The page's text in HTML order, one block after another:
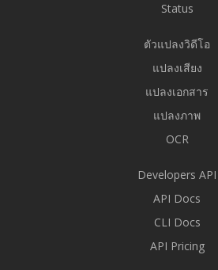
Status
ตัวแปลงวิดีโอ
แปลงเสียง
แปลงเอกสาร
แปลงภาพ
OCR
Developers API
API Docs
CLI Docs
API Pricing